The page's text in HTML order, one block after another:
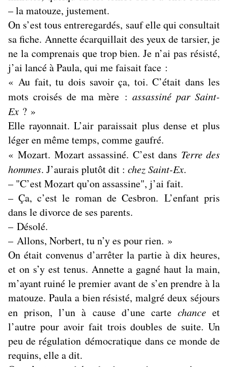
– la matouze, justement.
On s’est tous entreregardés, sauf elle qui consultait
sa fiche. Annette écarquillait des yeux de tarsier, je
ne la comprenais que trop bien. Je n’ai pas résisté,
j’ai lancé à Paula, qui me faisait face :
« Au fait, tu dois savoir ça, toi. C’était dans les
mots croisés de ma mère : assassiné par Saint-
Ex ? »
Elle rayonnait. L’air paraissait plus dense et plus
léger en même temps, comme gaufré.
« Mozart. Mozart assassiné. C’est dans Terre des
hommes. J’aurais plutôt dit : chez Saint-Ex.
– "C’est Mozart qu’on assassine", j’ai fait.
– Ça, c’est le roman de Cesbron. L’enfant pris
dans le divorce de ses parents.
– Désolé.
– Allons, Norbert, tu n’y es pour rien. »
On était convenus d’arrêter la partie à dix heures,
et on s’y est tenus. Annette a gagné haut la main,
m’ayant ruiné le premier avant de s’en prendre à la
matouze. Paula a bien résisté, malgré deux séjours
en prison, l’un à cause d’une carte chanceet
l’autre pour avoir fait trois doubles de suite. Un
peu de régulation démocratique dans ce monde de
requins, elle a dit.